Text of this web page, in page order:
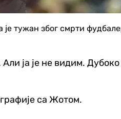
тужан због смрти
ја је не видим.
са Жотом.